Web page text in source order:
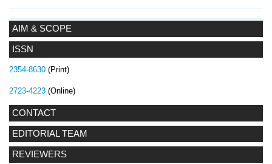
AIM & SCOPE
ISSN
2354-8630 (Print)
2723-4223 (Online)
CONTACT
EDITORIAL TEAM
REVIEWERS